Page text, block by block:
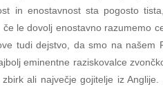
in enostavnost sta pogosto
le dovolj enostavno razumemo
tudi dejstvo, da smo na našem
eminentne raziskovalce
ali največje gojitelje iz